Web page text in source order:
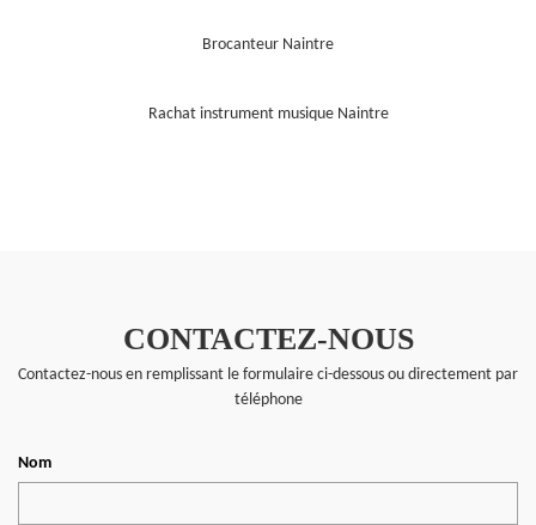
Brocanteur Naintre
Rachat instrument musique Naintre
CONTACTEZ-NOUS
Contactez-nous en remplissant le formulaire ci-dessous ou directement par
téléphone
Nom